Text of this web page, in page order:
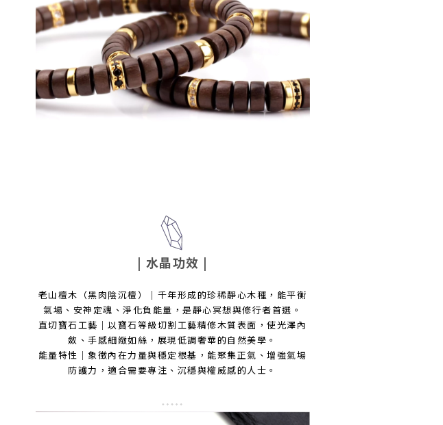
| 水晶功效 |
老山檀木（黑肉陰沉檀）｜千年形成的珍稀靜心木種，能平衡
氣場、安神定魂、淨化負能量，是靜心冥想與修行者首選。
直切寶石工藝｜以寶石等級切割工藝精修木質表面，使光澤內
斂、手感細緻如絲，展現低調奢華的自然美學。
能量特性｜象徵內在力量與穩定根基，能聚集正氣、增強氣場
防護力，適合需要專注、沉穩與權威感的人士。